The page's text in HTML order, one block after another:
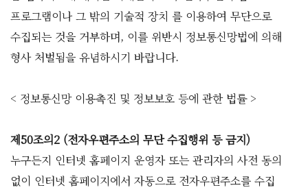
프로그램이나 그 밖의 기술적 장치 를 이용하여 무단으로
수집되는 것을 거부하며, 이를 위반시 정보통신망법에 의해
형사 처벌됨을 유념하시기 바랍니다.
< 정보통신망 이용촉진 및 정보보호 등에 관한 법률 >
제50조의2 (전자우편주소의 무단 수집행위 등 금지)
누구든지 인터넷 홈페이지 운영자 또는 관리자의 사전 동의
없이 인터넷 홈페이지에서 자동으로 전자우편주소를 수집